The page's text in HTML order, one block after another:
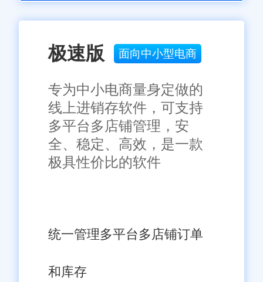
手机APP超方便，用手机就
能查库存、看订单、处理售后，
出差在外也能管店。
老板，之前因为员工不熟悉系
统，发货经常出错。用上旺店通
后，新员工半天就能独立操作，
发货准确率提升99%!
旺店通在福州有本地化服务
员很快就能上门解决;
极速版 面向中小型电商
专为中小电商量身定做的
线上进销存软件，可支持
多平台多店铺管理，安
全、稳定、高效，是一款
极具性价比的软件
统一管理多平台多店铺订单
和库存